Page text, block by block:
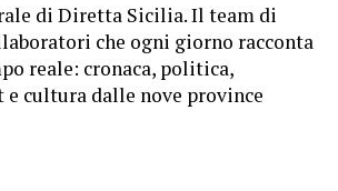
di Diretta Sicilia. Il team di
che ogni giorno racconta
reale: cronaca, politica,
e cultura dalle nove province